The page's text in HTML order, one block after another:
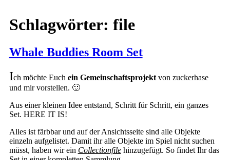
Schlagwörter: file
Whale Buddies Room Set
Ich möchte Euch ein Gemeinschaftsprojektvon zuckerhase
und mir vorstellen. 🙂
Aus einer kleinen Idee entstand, Schritt für Schritt, ein ganzes
Set. HERE IT IS!
Alles ist färbbar und auf der Ansichtsseite sind alle Objekte
einzeln aufgelistet. Damit ihr alle Objekte im Spiel nicht suchen
müsst, haben wir ein Collectionfilehinzugefügt. So findet Ihr das